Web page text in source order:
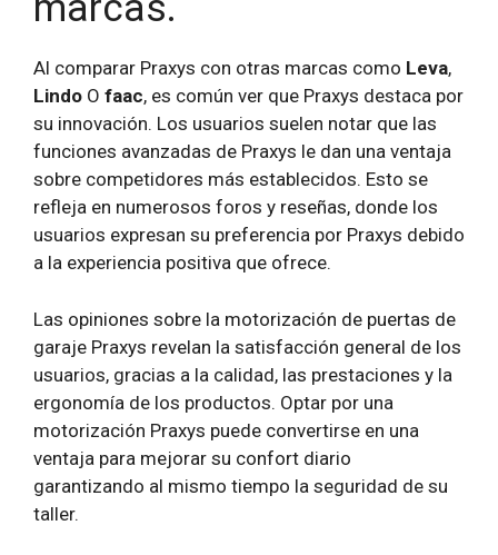
Al comparar Praxys con otras marcas como Leva,
Lindo O faac, es común ver que Praxys destaca por
su innovación. Los usuarios suelen notar que las
funciones avanzadas de Praxys le dan una ventaja
sobre competidores más establecidos. Esto se
refleja en numerosos foros y reseñas, donde los
usuarios expresan su preferencia por Praxys debido
a la experiencia positiva que ofrece.
Las opiniones sobre la motorización de puertas de
garaje Praxys revelan la satisfacción general de los
usuarios, gracias a la calidad, las prestaciones y la
ergonomía de los productos. Optar por una
motorización Praxys puede convertirse en una
ventaja para mejorar su confort diario
garantizando al mismo tiempo la seguridad de su
taller.